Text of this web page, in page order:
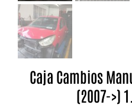
Caja Cambios
(2007->)